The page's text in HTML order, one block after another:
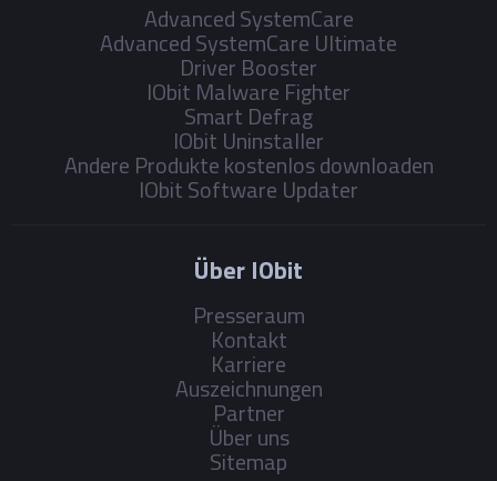
Advanced SystemCare
Advanced SystemCare Ultimate
Driver Booster
IObit Malware Fighter
Smart Defrag
IObit Uninstaller
Andere Produkte kostenlos downloaden
IObit Software Updater
Über IObit
Presseraum
Kontakt
Karriere
Auszeichnungen
Partner
Über uns
Sitemap